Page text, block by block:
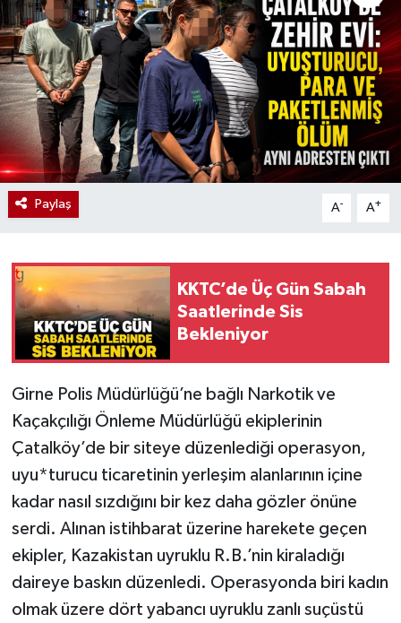
Paylaş A- A+
KKTC’de Üç Gün Sabah
Saatlerinde Sis
Bekleniyor
Girne Polis Müdürlüğü’ne bağlı Narkotik ve
Kaçakçılığı Önleme Müdürlüğü ekiplerinin
Çatalköy’de bir siteye düzenlediği operasyon,
uyu*turucu ticaretinin yerleşim alanlarının içine
kadar nasıl sızdığını bir kez daha gözler önüne
serdi. Alınan istihbarat üzerine harekete geçen
ekipler, Kazakistan uyruklu R.B.’nin kiraladığı
daireye baskın düzenledi. Operasyonda biri kadın
olmak üzere dört yabancı uyruklu zanlı suçüstü